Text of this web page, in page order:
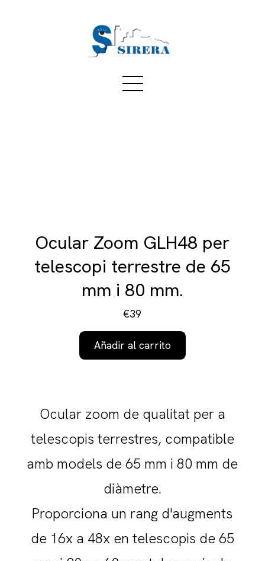
Ocular Zoom GLH48 per
telescopi terrestre de 65
mm i 80 mm.
€39
Añadir al carrito
Ocular zoom de qualitat per a
telescopis terrestres, compatible
amb models de 65 mm i 80 mm de
diàmetre.
Proporciona un rang d'augments
de 16x a 48x en telescopis de 65